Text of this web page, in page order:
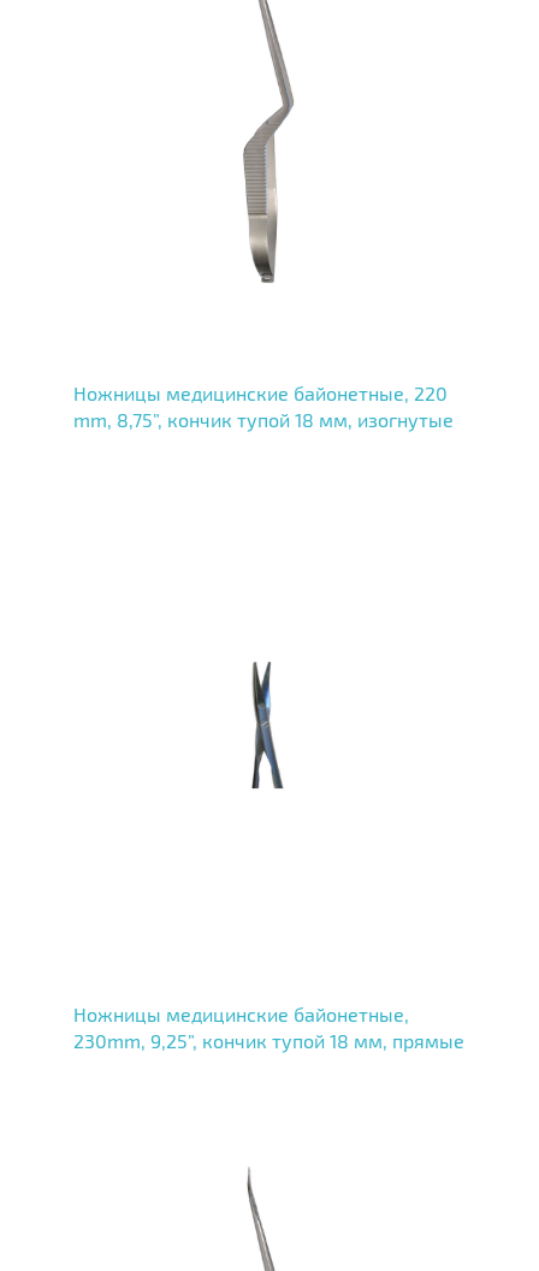
Ножницы медицинские байонетные, 220
mm, 8,75”, кончик тупой 18 мм, изогнутые
Ножницы медицинские байонетные,
230mm, 9,25”, кончик тупой 18 мм, прямые